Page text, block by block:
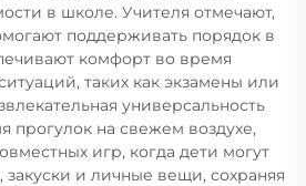
в школе. Учителя отмечают,
поддерживать порядок в
комфорт во время
таких как экзамены или
универсальность
прогулок на свежем воздухе,
игр, когда дети могут
и личные вещи, сохраняя